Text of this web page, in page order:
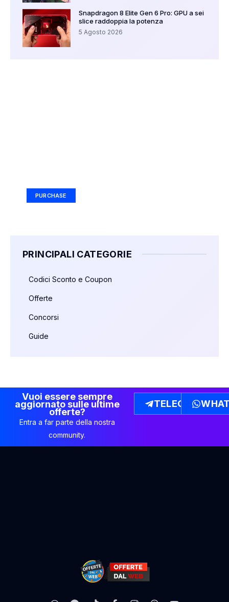
Snapdragon 8 Elite Gen 6 Pro: GPU a sei
slice raddoppia la potenza
5 Agosto 2026
PURCHASE
PRINCIPALI CATEGORIE
Codici Sconto e Coupon
Offerte
Concorsi
Guide
Vuoi essere sempre
aggiornato sulle ultime
offerte?
Entra a far parte della nostra
community.
TELEGRAM